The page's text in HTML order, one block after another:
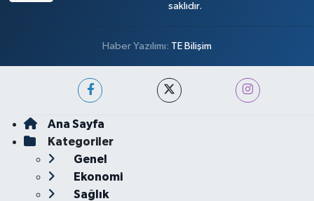
saklıdır.
Haber Yazılımı: TE Bilişim
Ana Sayfa
Kategoriler
Genel
Ekonomi
Sağlık